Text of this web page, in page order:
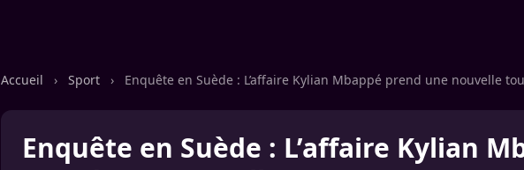
Accueil › Sport › Enquête en Suède : L’affaire Kylian Mbappé prend une nouvelle
Enquête en Suède : L’affaire Kylian